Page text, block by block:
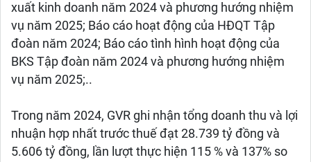
xuất kinh doanh năm 2024 và phương hướng nhiệm
vụ năm 2025; Báo cáo hoạt động của HĐQT Tập
đoàn năm 2024; Báo cáo tình hình hoạt động của
BKS Tập đoàn năm 2024 và phương hướng nhiệm
vụ năm 2025;..
Trong năm 2024, GVR ghi nhận tổng doanh thu và lợi
nhuận hợp nhất trước thuế đạt 28.739 tỷ đồng và
5.606 tỷ đồng, lần lượt thực hiện 115 % và 137% so